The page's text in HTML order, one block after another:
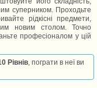
суперником. Проходьте
рідкісні предмети,
новим столом. Точно
професіоналом у цій
Рівнів, пограти в неї ви